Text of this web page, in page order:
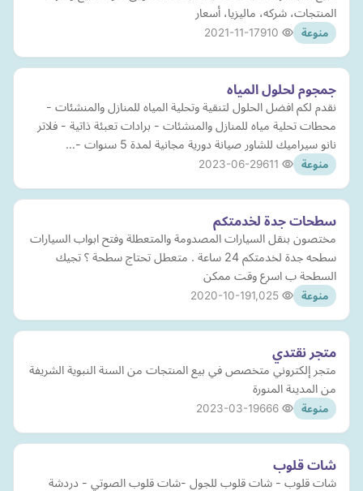
المنتجات، شركه، ماليزيا، أسعار
منوعة 2021-11-17
جمجوم لحلول المياه
نقدم لكم افضل الحلول لتنقية وتحلية المياه للمنازل والمنشئات -
محطات تحلية مياه للمنازل والمنشئات - برادات تعبئة ذاتية - فلاتر
نانو سيراميك للشاور صيانة دورية مجانية لمدة 5 سنوات -…
منوعة 2023-06-29
سطحات جدة لخدمتكم
مختصون بنقل السيارات المصدومة والمتعطلة وفتح ابواب السيارات
سطحه جدة لخدمتكم 24 ساعة . متعطل تحتاج سطحة ؟ تجيك
السطحة ب اسرع وقت ممكن
منوعة 2020-10-19
متجر نقتدي
متجر إلكتروني متخصص في بيع المنتجات من السنة النبوية الشريفة
من المدينة المنورة
منوعة 2023-03-19
شات قلوب
شات قلوب - شات قلوب للجول -شات قلوب الصوتي - دردشة